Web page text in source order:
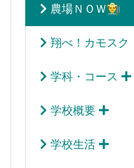
農場ＮＯＷ👨‍🌾
翔べ！カモスク
学科・コース
学校概要
学校生活